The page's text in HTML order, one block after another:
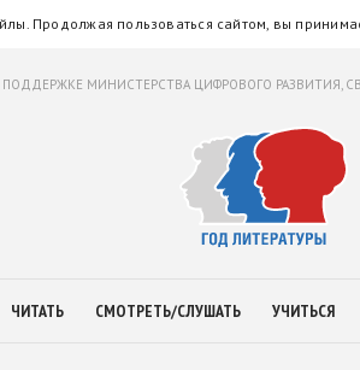
Продолжая пользоваться сайтом, вы
МИНИСТЕРСТВА ЦИФРОВОГО РАЗВИТИЯ,
ЧИТАТЬ СМОТРЕТЬ/СЛУШАТЬ УЧИТЬСЯ